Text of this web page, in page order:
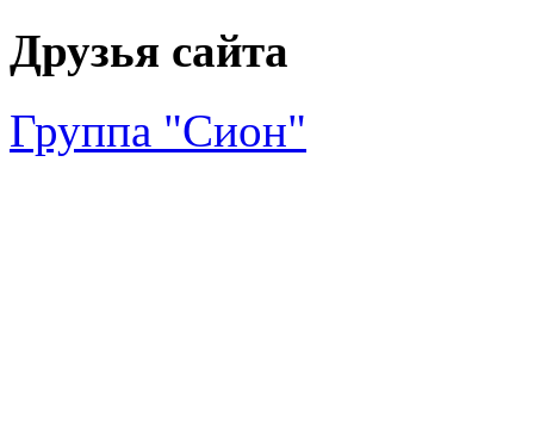
Друзья сайта
Группа "Сион"